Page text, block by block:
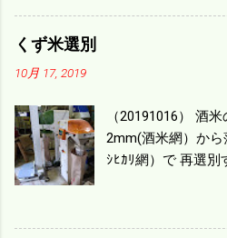
0.864/haの作業能
機の容量、籾摺り
題で 今の機種で満
った時はまだ耕作
のがある。キャビ
みたいと思う。 町
くず米選別
10月 17, 2019
（20191016） 酒
2mm(酒米網）か
ｼﾋｶﾘ網）で 再選
ず米より2倍近い
には手間がかかる